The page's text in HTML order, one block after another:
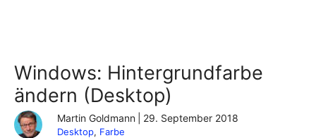
Windows: Hintergrundfarbe
ändern (Desktop)
Martin Goldmann 29. September 2018
Desktop, Farbe